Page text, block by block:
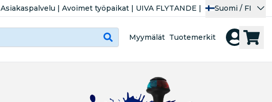
Asiakaspalvelu | Avoimet työpaikat | UIVA FLYTANDE | Suomi / FI
Myymälät Tuotemerkit